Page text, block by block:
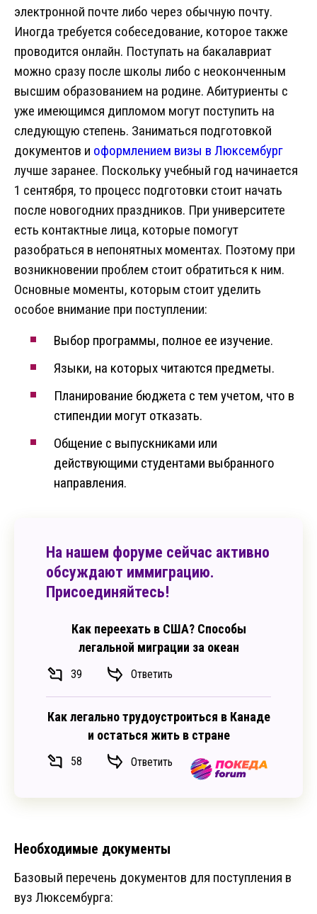
электронной почте либо через обычную почту.
Иногда требуется собеседование, которое также
проводится онлайн. Поступать на бакалавриат
можно сразу после школы либо с неоконченным
высшим образованием на родине. Абитуриенты с
уже имеющимся дипломом могут поступить на
следующую степень. Заниматься подготовкой
документов и оформлением визы в Люксембург
лучше заранее. Поскольку учебный год начинается
1 сентября, то процесс подготовки стоит начать
после новогодних праздников. При университете
есть контактные лица, которые помогут
разобраться в непонятных моментах. Поэтому при
возникновении проблем стоит обратиться к ним.
Основные моменты, которым стоит уделить
особое внимание при поступлении:
Выбор программы, полное ее изучение.
Языки, на которых читаются предметы.
Планирование бюджета с тем учетом, что в
стипендии могут отказать.
Общение с выпускниками или
действующими студентами выбранного
направления.
На нашем форуме сейчас активно
обсуждают иммиграцию.
Присоединяйтесь!
Как переехать в США? Способы
легальной миграции за океан
39 Ответить
Как легально трудоустроиться в Канаде
и остаться жить в стране
58 Ответить
Необходимые документы
Базовый перечень документов для поступления в
вуз Люксембурга: